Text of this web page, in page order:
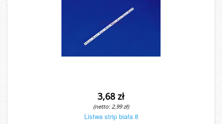
3,68 zł
(netto: 2,99 zł)
Listwa strip biała 8